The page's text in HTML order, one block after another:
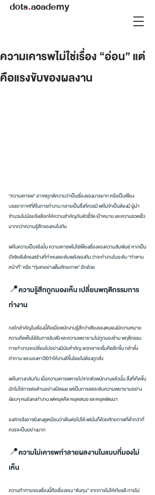
dots.academy
ความเคารพไม่ใช่เรื่อง “อ่อน” แต่
คือแรงขับของผลงาน
“ความเคารพ” อาจจถูกตีความว่าเป็นเรื่องของมารยาท หรือเป็นเพียง
บรรยากาศที่ดีในการทำงาน กลายเป็นสิ่งที่ควรมี แต่ไม่จำเป็นต้องมี ผู้นำ
จำนวนไม่น้อยจึงเลือกให้ความสำคัญกับตัวชี้วัด เป้าหมาย และความรวดเร็ว
มากกว่าความรู้สึกของคนในทีม
แต่ในความเป็นจริงนั้น ความเคารพไม่ใช่เพียงเรื่องของความสัมพันธ์ หากเป็น
ปัจจัยเชิงโครงสร้างที่กำหนดระดับพลังของทีม ว่าจะทำงานในระดับ “ทำตาม
หน้าที่” หรือ “ทุ่มเทอย่างเต็มศักยภาพ” อีกด้วย
📍ความรู้สึกถูกมองเห็น เปลี่ยนพฤติกรรมการ
ทำงาน
กลไกสำคัญในเรื่องนี้คือเมื่อพนักงานรู้สึกว่าเสียงของตนเองมีความหมาย
ความคิดเห็นได้รับการรับฟัง และความพยายามไม่ถูกมองข้าม พฤติกรรม
การทำงานจะเปลี่ยนไปอย่างมีนัยสำคัญ พวกเขาจะเริ่มคิดลึกขึ้น กล้าตั้ง
คำถาม และมองหาวิธีทำให้งานดีขึ้นโดยไม่ต้องถูกสั่ง
แต่ในทางกลับกัน เมื่อความเคารพหายไปจากตัวพนักงานแล้วนั้น สิ่งที่เกิดขึ้น
มักไม่ใช่การต่อต้านอย่างเปิดเผย แต่เป็นการลดระดับความพยายามอย่าง
เงียบๆ คนยังคงทำงาน แต่หยุดคิด หยุดเสนอ และหยุดพัฒนา
องค์กรจึงอาจยังคงดูเหมือนว่าเดินต่อไปได้ แต่นั่นก็ด้วยศักยภาพที่ต่ำกว่าที่
ควรจะเป็นอย่างมาก
📍ความไม่เคารพทำลายผลงานในแบบที่มองไม่
เห็น
ความท้าทายของเรื่องนี้คือเรื่องของ “ต้นทุน” จากการไม่ให้เกียรติ การไม่